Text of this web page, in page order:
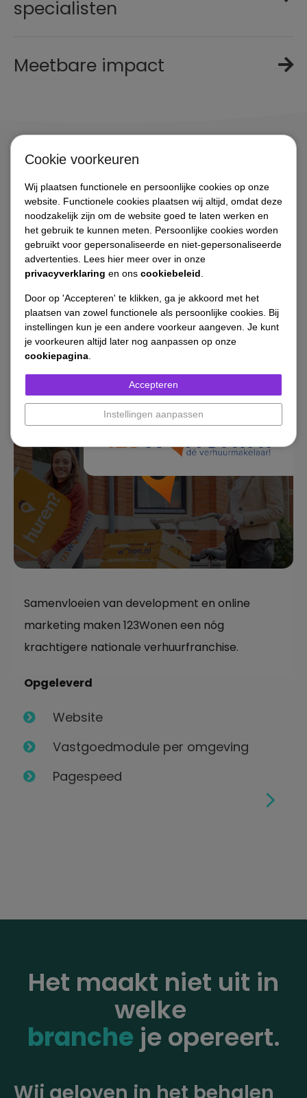
specialisten
Meetbare impact
Klantcases
Mettrotsgerealiseerde
samenwerkingen.
Ook samenwerken?
Samenvloeien van development en online
marketing maken 123Wonen een nóg
krachtigere nationale verhuurfranchise.
Opgeleverd
Website
Vastgoedmodule per omgeving
Pagespeed
Het maakt niet uit in
welke
branche je opereert.
Cookie voorkeuren
Wij plaatsen functionele en persoonlijke cookies op onze
website. Functionele cookies plaatsen wij altijd, omdat deze
noodzakelijk zijn om de website goed te laten werken en
het gebruik te kunnen meten. Persoonlijke cookies worden
gebruikt voor gepersonaliseerde en niet-gepersonaliseerde
advertenties. Lees hier meer over in onze
privacyverklaring en ons cookiebeleid
Door op 'Accepteren' te klikken, ga je akkoord met het
plaatsen van zowel functionele als persoonlijke cookies. Bij
instellingen kun je een andere voorkeur aangeven. Je kunt
je voorkeuren altijd later nog aanpassen op onze
cookiepagina
Accepteren
Instellingen aanpassen